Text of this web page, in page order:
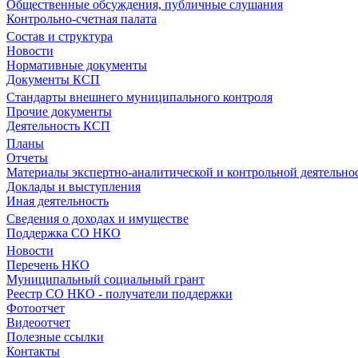
Общественные обсуждения, публичные слушания
Контрольно-счетная палата
Состав и структура
Новости
Нормативные документы
Документы КСП
Стандарты внешнего муниципального контроля
Прочие документы
Деятельность КСП
Планы
Отчеты
Материалы экспертно-аналитической и контрольной
Доклады и выступления
Иная деятельность
Сведения о доходах и имуществе
Поддержка СО НКО
Новости
Перечень НКО
Муниципальный социальный грант
Реестр СО НКО - получатели поддержки
Фотоотчет
Видеоотчет
Полезные ссылки
Контакты